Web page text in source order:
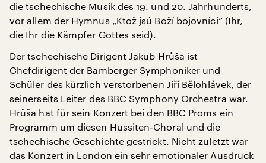
die tschechische Musik des 19. und 20. Jahrhunderts,
vor allem der Hymnus „Ktož jsú Boží bojovníci“ (Ihr,
die Ihr die Kämpfer Gottes seid).
Der tschechische Dirigent Jakub Hrůša ist
Chefdirigent der Bamberger Symphoniker und
Schüler des kürzlich verstorbenen Jiří Bělohlávek, der
seinerseits Leiter des BBC Symphony Orchestra war.
Hrůša hat für sein Konzert bei den BBC Proms ein
Programm um diesen Hussiten-Choral und die
tschechische Geschichte gestrickt. Nicht zuletzt war
das Konzert in London ein sehr emotionaler Ausdruck